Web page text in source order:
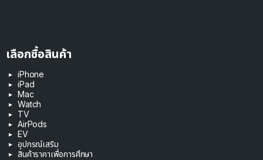
เลือกซื้อสินค้า
iPhone
iPad
Mac
Watch
TV
AirPods
EV
อุปกรณ์เสริม
สินค้าราคาเพื่อการศึกษา